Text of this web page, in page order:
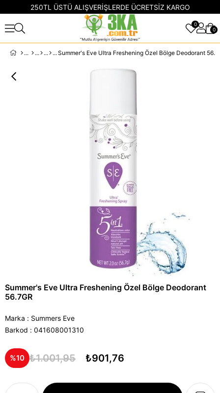
250TL ÜSTÜ ALIŞVERİŞLERDE ÜCRETSİZ KARGO
0
0
Summer's Eve Ultra Freshening Özel Bölge Deodorant
Summer's Eve Ultra Freshening Özel Bölge Deodorant
56.7GR
Marka : Summers Eve
Barkod : 041608001310
10 ₺1.001,95 ₺901,76